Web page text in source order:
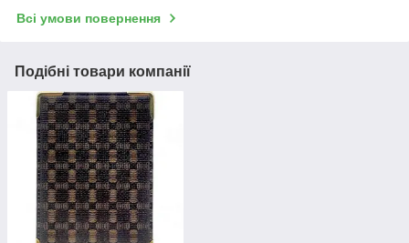
Всі умови повернення
Подібні товари компанії